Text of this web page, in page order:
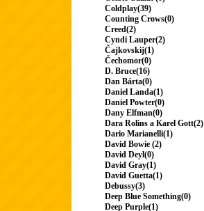
Coldplay(39)
Counting Crows(0)
Creed(2)
Cyndi Lauper(2)
Čajkovskij(1)
Čechomor(0)
D. Bruce(16)
Dan Bárta(0)
Daniel Landa(1)
Daniel Powter(0)
Dany Elfman(0)
Dara Rolins a Karel Gott(2)
Dario Marianelli(1)
David Bowie (2)
David Deyl(0)
David Gray(1)
David Guetta(1)
Debussy(3)
Deep Blue Something(0)
Deep Purple(1)